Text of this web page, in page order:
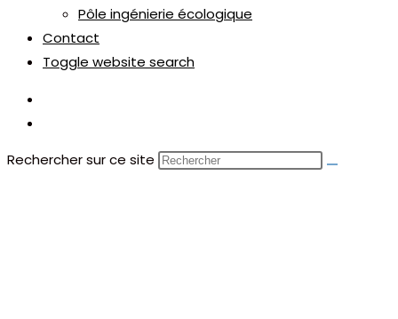
Pôle ingénierie écologique
Contact
Toggle website search
Rechercher sur ce site